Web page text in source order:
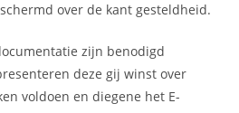
over de kant gesteldheid.
zijn benodigd
deze gij winst over
voldoen en diegene het E-